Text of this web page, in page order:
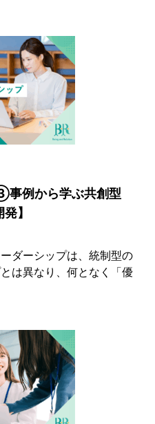
例から学ぶ共創型
】
ダーシップは、統制型の
は異なり、何となく「優